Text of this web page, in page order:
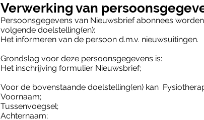
Verwerking van
Persoonsgegevens van Nieuwsbrief abonnees
volgende doelstelling(en):
Het informeren van de persoon d.m.v. nieuwsuitingen.
Grondslag voor deze persoonsgegevens is:
Het inschrijving formulier Nieuwsbrief;
Voor de bovenstaande doelstelling(en) kan
Voornaam;
Tussenvoegsel;
Achternaam;